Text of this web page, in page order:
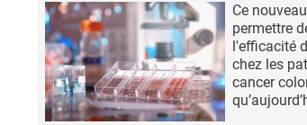
Ce
permettre
l'efficacité
chez les
cancer